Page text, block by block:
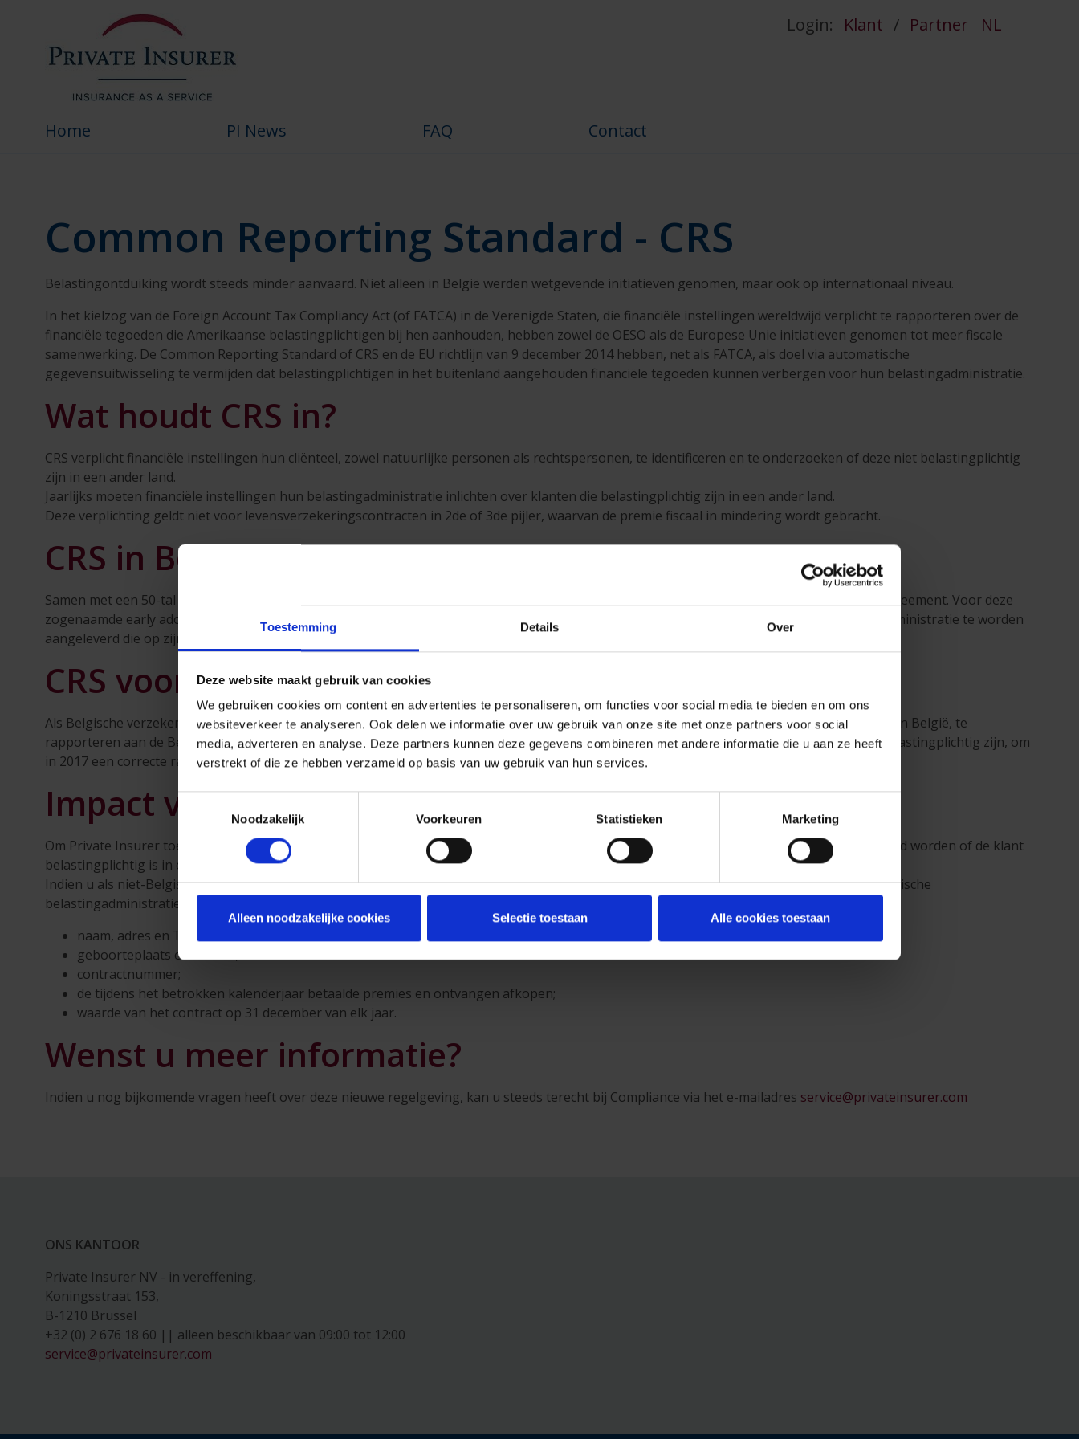
Toestemming Details Over
Deze website maakt gebruik van cookies
We gebruiken cookies om content en advertenties te personaliseren, om functies voor social media te bieden en om ons
websiteverkeer te analyseren. Ook delen we informatie over uw gebruik van onze site met onze partners voor social
media, adverteren en analyse. Deze partners kunnen deze gegevens combineren met andere informatie die u aan ze heeft
verstrekt of die ze hebben verzameld op basis van uw gebruik van hun services.
Toestemmingsselectie
Noodzakelijk
Voorkeuren Statistieken Marketing
Alleen noodzakelijke cookies Selectie toestaan Alle cookies toestaan
Skip to Main Content
CRS - Private Insurer Login: Klant / Partner NL
Home PI News FAQ Contact
Common Reporting Standard - CRS
Belastingontduiking wordt steeds minder aanvaard. Niet alleen in België werden wetgevende initiatieven genomen, maar ook op internationaal niveau.
In het kielzog van de Foreign Account Tax Compliancy Act (of FATCA) in de Verenigde Staten, die financiële instellingen wereldwijd verplicht te rapporteren over de
financiële tegoeden die Amerikaanse belastingplichtigen bij hen aanhouden, hebben zowel de OESO als de Europese Unie initiatieven genomen tot meer fiscale
samenwerking. De Common Reporting Standard of CRS en de EU richtlijn van 9 december 2014 hebben, net als FATCA, als doel via automatische
gegevensuitwisseling te vermijden dat belastingplichtigen in het buitenland aangehouden financiële tegoeden kunnen verbergen voor hun belastingadministratie.
Wat houdt CRS in?
CRS verplicht financiële instellingen hun cliënteel, zowel natuurlijke personen als rechtspersonen, te identificeren en te onderzoeken of deze niet belastingplichtig
zijn in een ander land.
Jaarlijks moeten financiële instellingen hun belastingadministratie inlichten over klanten die belastingplichtig zijn in een ander land.
Deze verplichting geldt niet voor levensverzekeringscontracten in 2de of 3de pijler, waarvan de premie fiscaal in mindering wordt gebracht.
CRS in België
Samen met een 50-tal andere OESO-lidstaten ondertekende België als early adopter in oktober 2014 de multilaterale Competent Authority Agreement. Voor deze
zogenaamde early adopters zal CRS in werking treden vanaf 1 januari 2016. De eerste rapporten dienen in 2017 aan de Belgische belastingadministratie te worden
aangeleverd die op zijn beurt de gegevens zal meedelen aan de belastingadministratie van de betrokken landen.
CRS voor Private Insurer
Als Belgische verzekeraar is ook Private Insurer verplicht zijn cliënteel te identificeren en klanten die belastingplichtig zijn in een ander land dan België, te
rapporteren aan de Belgische belastingadministratie. In dit kader bevraagt Private Insurer haar klanten of ze in een ander land dan België belastingplichtig zijn, om
in 2017 een correcte rapportering te doen aan de Belgische belastingadministratie.
Impact van CRS op onze klanten
Om Private Insurer toe te laten te bepalen of een klant al dan niet moet gerapporteerd worden, zal naast de identificatie van de klant, gevraagd worden of de klant
belastingplichtig is in een ander land dan België. Dit zal gebeuren zowel voor natuurlijke personen als voor rechtspersonen.
Indien u als niet-Belgische belastingplichtige gekwalificeerd wordt is Private Insurer verplicht de volgende informatie mee te delen aan de Belgische
belastingadministratie (die deze informatie zal doorspelen aan de belastingadministratie van het land waar u belastingplichtig bent):
naam, adres en Taxpayer Identification Number of TIN-nummer;
geboorteplaats en -datum;
contractnummer;
de tijdens het betrokken kalenderjaar betaalde premies en ontvangen afkopen;
waarde van het contract op 31 december van elk jaar.
Wenst u meer informatie?
Indien u nog bijkomende vragen heeft over deze nieuwe regelgeving, kan u steeds terecht bij Compliance via het e-mailadres service@privateinsurer.com
ONS KANTOOR
Private Insurer NV - in vereffening,
Koningsstraat 153,
B-1210 Brussel
+32 (0) 2 676 18 60 || alleen beschikbaar van 09:00 tot 12:00
service@privateinsurer.com